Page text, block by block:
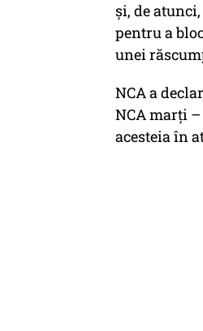
și, de
pentru a
unei
NCA a
NCA marți
acesteia în